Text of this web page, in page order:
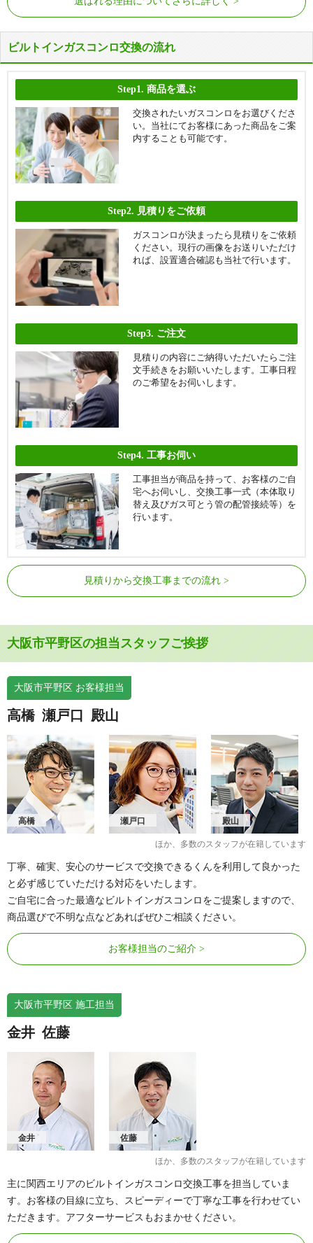
ビルトインガスコンロ交換の流れ
Step1. 商品を選ぶ
交換されたいガスコンロをお選びくださ
い。当社にてお客様にあった商品をご案
内することも可能です。
Step2. 見積りをご依頼
ガスコンロが決まったら見積りをご依頼
ください。現行の画像をお送りいただけ
れば、設置適合確認も当社で行います。
Step3. ご注文
見積りの内容にご納得いただいたらご注
文手続きをお願いいたします。工事日程
のご希望をお伺いします。
Step4. 工事お伺い
工事担当が商品を持って、お客様のご自
宅へお伺いし、交換工事一式（本体取り
替え及びガス可とう管の配管接続等）を
行います。
見積りから交換工事までの流れ
大阪市平野区の担当スタッフご挨拶
大阪市平野区 お客様担当
高橋 瀬戸口 殿山
高橋 瀬戸口 殿山
ほか、多数のスタッフが在籍しています
丁寧、確実、安心のサービスで交換できるくんを利用して良かった
と必ず感じていただける対応をいたします。
ご自宅に合った最適なビルトインガスコンロをご提案しますので、
商品選びで不明な点などあればぜひご相談ください。
お客様担当のご紹介
大阪市平野区 施工担当
金井 佐藤
金井 佐藤
ほか、多数のスタッフが在籍しています
主に関西エリアのビルトインガスコンロ交換工事を担当していま
す。お客様の目線に立ち、スピーディーで丁寧な工事を行わせてい
ただきます。アフターサービスもおまかせください。